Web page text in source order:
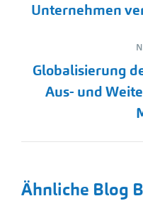
Unternehmen
Globalisierung
Aus- und
Ähnliche Blog